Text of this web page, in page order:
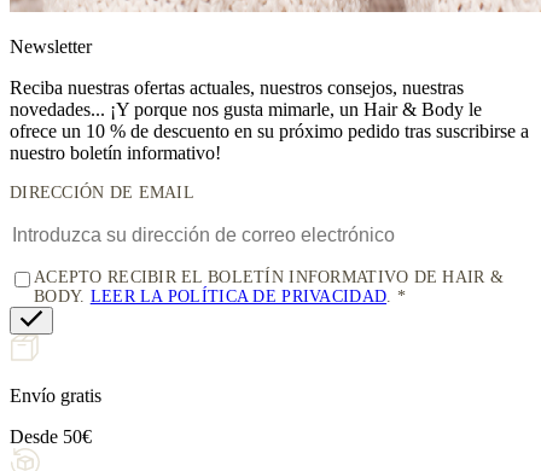
Newsletter
Reciba nuestras ofertas actuales, nuestros consejos, nuestras
novedades... ¡Y porque nos gusta mimarle, un Hair & Body le
ofrece un 10 % de descuento en su próximo pedido tras suscribirse a
nuestro boletín informativo!
DIRECCIÓN DE EMAIL
ACEPTO RECIBIR EL BOLETÍN INFORMATIVO DE HAIR &
BODY. LEER LA POLÍTICA DE PRIVACIDAD.
Envío gratis
Desde 50€